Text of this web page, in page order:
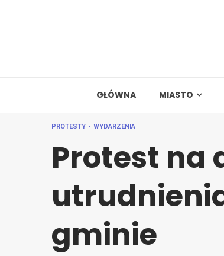
GŁÓWNA MIASTO
PROTESTY WYDARZENIA
Protest na
gminie